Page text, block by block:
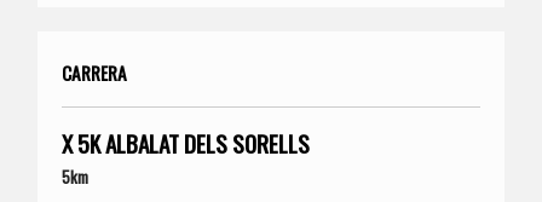
CARRERA
X 5K ALBALAT DELS SORELLS
5km